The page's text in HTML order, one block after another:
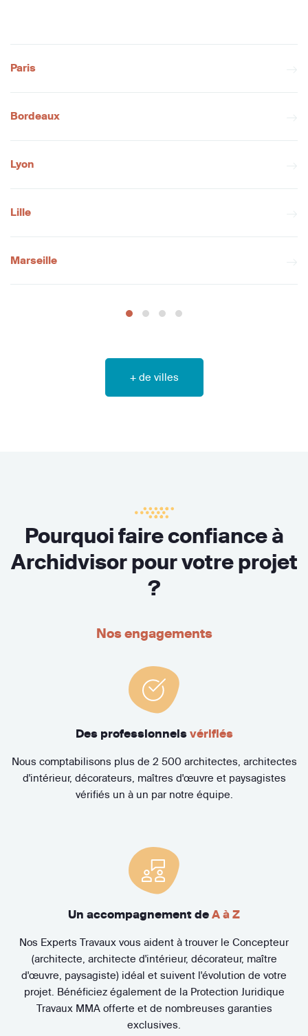
Paris
Bordeaux
Lyon
Lille
Marseille
+ de villes
Pourquoi faire confiance à
Archidvisor pour votre projet
?
Nos engagements
Des professionnels vérifiés
Nous comptabilisons plus de 2 500 architectes, architectes
d'intérieur, décorateurs, maîtres d'œuvre et paysagistes
vérifiés un à un par notre équipe.
Un accompagnement de A à Z
Nos Experts Travaux vous aident à trouver le Concepteur
(architecte, architecte d'intérieur, décorateur, maître
d'œuvre, paysagiste) idéal et suivent l'évolution de votre
projet. Bénéficiez également de la Protection Juridique
Travaux MMA offerte et de nombreuses garanties
exclusives.